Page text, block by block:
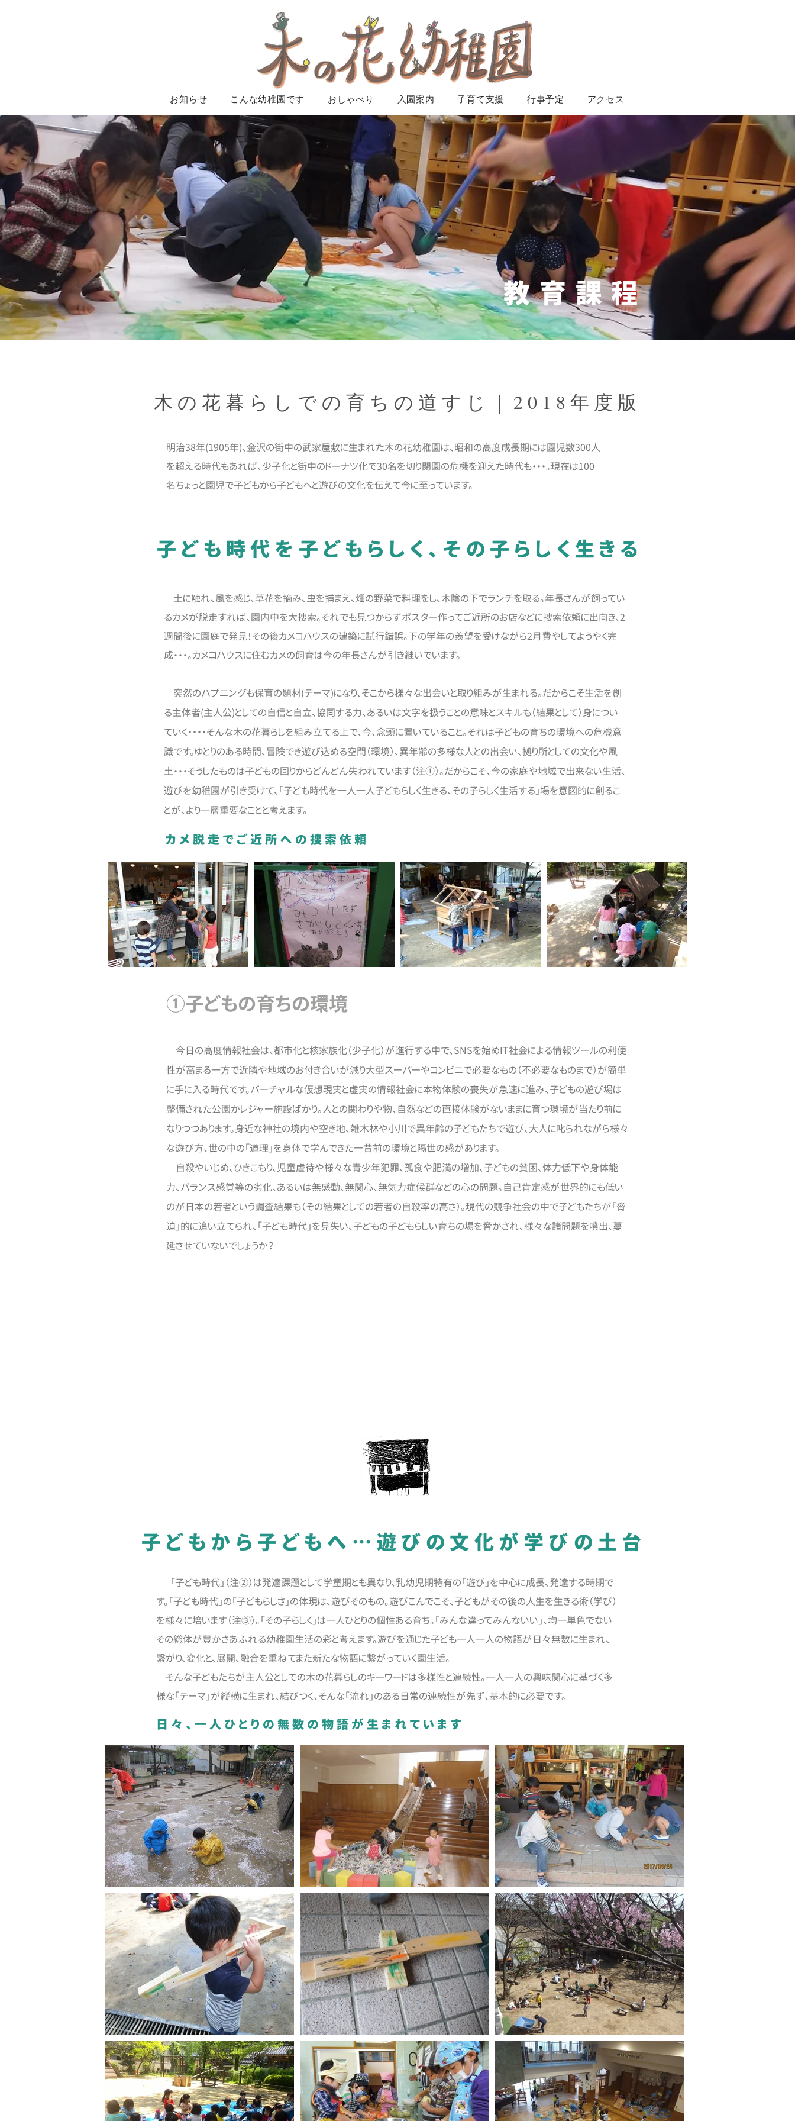
お知らせ こんな幼稚園です おしゃべり 入園案内 子育て支援 行事予定 アクセス
教育課程
木の花暮らしでの育ちの道すじ｜2018年度版
明治38年(1905年)、金沢の街中の武家屋敷に生まれた木の花幼稚園は、昭和の高度成長期には園児数300人
を超える時代もあれば、少子化と街中のドーナツ化で30名を切り閉園の危機を迎えた時代も・・・。現在は100
名ちょっと園児で子どもから子どもへと遊びの文化を伝えて今に至っています。
子ども時代を子どもらしく、その子らしく生きる
土に触れ、風を感じ、草花を摘み、虫を捕まえ、畑の野菜で料理をし、木陰の下でランチを取る。年長さんが飼ってい
るカメが脱走すれば、園内中を大捜索。それでも見つからずポスター作ってご近所のお店などに捜索依頼に出向き、2
週間後に園庭で発見！その後カメコハウスの建築に試行錯誤。下の学年の羨望を受けながら2月費やしてようやく完
成・・・。カメコハウスに住むカメの飼育は今の年長さんが引き継いでいます。
突然のハプニングも保育の題材(テーマ)になり、そこから様々な出会いと取り組みが生まれる。だからこそ生活を創
る主体者(主人公)としての自信と自立、協同する力、あるいは文字を扱うことの意味とスキルも（結果として）身につい
ていく・・・・そんな木の花暮らしを組み立てる上で、今、念頭に置いていること。それは子どもの育ちの環境への危機意
識です。ゆとりのある時間、冒険でき遊び込める空間（環境）、異年齢の多様な人との出会い、拠り所としての文化や風
土・・・そうしたものは子どもの回りからどんどん失われています（注①）。だからこそ、今の家庭や地域で出来ない生活、
遊びを幼稚園が引き受けて、「子ども時代を一人一人子どもらしく生きる、その子らしく生活する」場を意図的に創るこ
とが、より一層重要なことと考えます。
カメ脱走でご近所への捜索依頼
①子どもの育ちの環境
今日の高度情報社会は、都市化と核家族化（少子化）が進行する中で、SNSを始めIT社会による情報ツールの利便
性が高まる一方で近隣や地域のお付き合いが減り大型スーパーやコンビニで必要なもの（不必要なものまで）が簡単
に手に入る時代です。バーチャルな仮想現実と虚実の情報社会に本物体験の喪失が急速に進み、子どもの遊び場は
整備された公園かレジャー施設ばかり。人との関わりや物、自然などの直接体験がないままに育つ環境が当たり前に
なりつつあります。身近な神社の境内や空き地、雑木林や小川で異年齢の子どもたちで遊び、大人に叱られながら様々
な遊び方、世の中の「道理」を身体で学んできた一昔前の環境と隔世の感があります。
自殺やいじめ、ひきこもり、児童虐待や様々な青少年犯罪、孤食や肥満の増加、子どもの貧困、体力低下や身体能
力、バランス感覚等の劣化、あるいは無感動、無関心、無気力症候群などの心の問題。自己肯定感が世界的にも低い
のが日本の若者という調査結果も（その結果としての若者の自殺率の高さ）。現代の競争社会の中で子どもたちが「脅
迫」的に追い立てられ、「子ども時代」を見失い、子どもの子どもらしい育ちの場を脅かされ、様々な諸問題を噴出、蔓
延させていないでしょうか？
子どもから子どもへ…遊びの文化が学びの土台
「子ども時代」（注②）は発達課題として学童期とも異なり、乳幼児期特有の「遊び」を中心に成長、発達する時期で
す。「子ども時代」の「子どもらしさ」の体現は、遊びそのもの。遊びこんでこそ、子どもがその後の人生を生きる術（学び）
を様々に培います（注③）。「その子らしく」は一人ひとりの個性ある育ち。「みんな違ってみんないい」、均一単色でない
その総体が豊かさあふれる幼稚園生活の彩と考えます。遊びを通じた子ども一人一人の物語が日々無数に生まれ、
繋がり、変化と、展開、融合を重ねてまた新たな物語に繋がっていく園生活。
そんな子どもたちが主人公としての木の花暮らしのキーワードは多様性と連続性。一人一人の興味関心に基づく多
様な「テーマ」が縦横に生まれ、結びつく、そんな「流れ」のある日常の連続性が先ず、基本的に必要です。
日々、一人ひとりの無数の物語が生まれています